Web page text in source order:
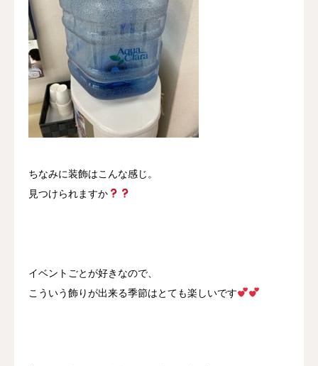
ちなみに装飾はこんな感じ。
見つけられますか
イベントごとが好きなので、
こういう飾りが出来る季節はとても楽しいです